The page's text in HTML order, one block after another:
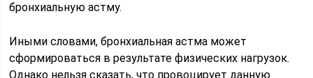
бронхиальную астму.
Иными словами, бронхиальная астма может
сформироваться в результате физических нагрузок.
Однако нельзя сказать, что провоцирует данную